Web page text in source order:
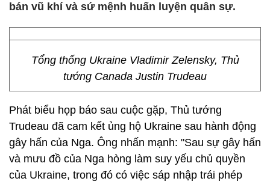
bán vũ khí và sứ mệnh huấn luyện quân sự.
Tổng thống Ukraine Vladimir Zelensky, Thủ
tướng Canada Justin Trudeau
Phát biểu họp báo sau cuộc gặp, Thủ tướng
Trudeau đã cam kết ủng hộ Ukraine sau hành động
gây hấn của Nga. Ông nhấn mạnh: "Sau sự gây hấn
và mưu đồ của Nga hòng làm suy yếu chủ quyền
của Ukraine, trong đó có việc sáp nhập trái phép